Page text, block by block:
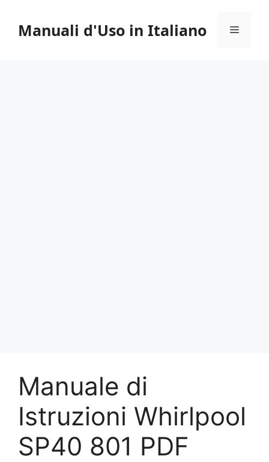
contenuto
Manuali d'Uso in Italiano Menu
Manuale di
Istruzioni Whirlpool
SP40 801 PDF